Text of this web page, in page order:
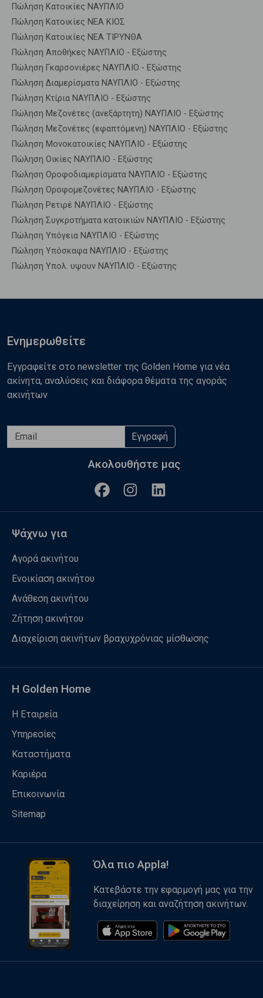
Πώληση Κατοικίες ΝΑΥΠΛΙΟ
Πώληση Κατοικίες ΝΕΑ ΚΙΟΣ
Πώληση Κατοικίες ΝΕΑ ΤΙΡΥΝΘΑ
Πώληση Αποθήκες ΝΑΥΠΛΙΟ - Εξώστης
Πώληση Γκαρσονιέρες ΝΑΥΠΛΙΟ - Εξώστης
Πώληση Διαμερίσματα ΝΑΥΠΛΙΟ - Εξώστης
Πώληση Κτίρια ΝΑΥΠΛΙΟ - Εξώστης
Πώληση Μεζονέτες (ανεξάρτητη) ΝΑΥΠΛΙΟ - Εξώστης
Πώληση Μεζονέτες (εφαπτόμενη) ΝΑΥΠΛΙΟ - Εξώστης
Πώληση Μονοκατοικίες ΝΑΥΠΛΙΟ - Εξώστης
Πώληση Οικίες ΝΑΥΠΛΙΟ - Εξώστης
Πώληση Οροφοδιαμερίσματα ΝΑΥΠΛΙΟ - Εξώστης
Πώληση Οροφομεζονέτες ΝΑΥΠΛΙΟ - Εξώστης
Πώληση Ρετιρέ ΝΑΥΠΛΙΟ - Εξώστης
Πώληση Συγκροτήματα κατοικιών ΝΑΥΠΛΙΟ - Εξώστης
Πώληση Υπόγεια ΝΑΥΠΛΙΟ - Εξώστης
Πώληση Υπόσκαφα ΝΑΥΠΛΙΟ - Εξώστης
Πώληση Υπολ. υψουν ΝΑΥΠΛΙΟ - Εξώστης
Ενημερωθείτε
Εγγραφείτε στο newsletter της Golden Home για νέα
ακίνητα, αναλύσεις και διάφορα θέματα της αγοράς
ακινήτων
Εγγραφή
Ακολουθήστε μας
Ψάχνω για
Αγορά ακινήτου
Ενοικίαση ακινήτου
Ανάθεση ακινήτου
Ζήτηση ακινήτου
Διαχείριση ακινήτων βραχυχρόνιας μίσθωσης
Η Golden Home
Η Εταιρεία
Υπηρεσίες
Καταστήματα
Καριέρα
Επικοινωνία
Sitemap
Όλα πιο Appla!
Κατεβάστε την εφαρμογή μας για την
διαχείρηση και αναζήτηση ακινήτων.